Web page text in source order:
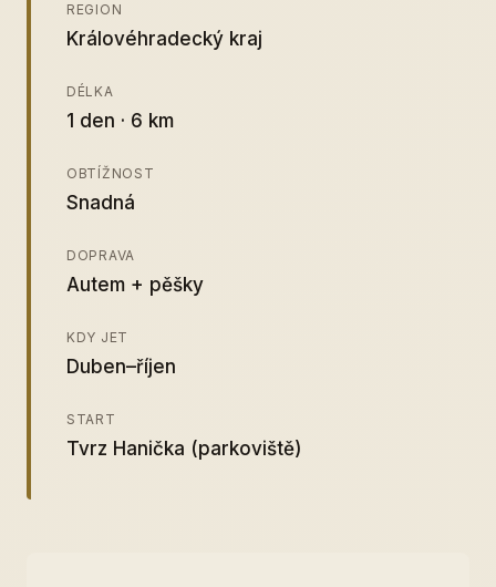
REGION
Královéhradecký kraj
DÉLKA
1 den · 6 km
OBTÍŽNOST
Snadná
DOPRAVA
Autem + pěšky
KDY JET
Duben–říjen
START
Tvrz Hanička (parkoviště)